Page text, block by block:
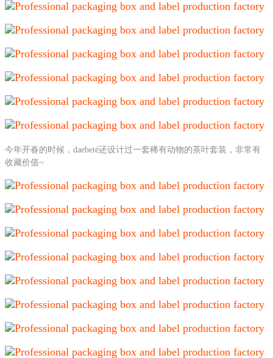
今年开春的时候，daebeté还设计过一套稀有动物的茶叶套装，非常有
收藏价值~